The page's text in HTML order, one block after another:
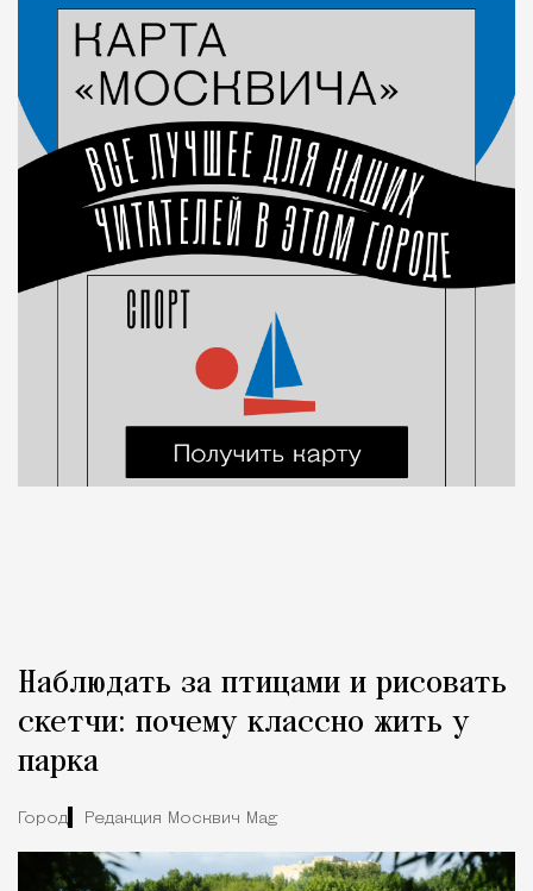
Люди
Наблюдать за птицами и рисовать
скетчи: почему классно жить у
парка
Город Редакция Москвич Mag